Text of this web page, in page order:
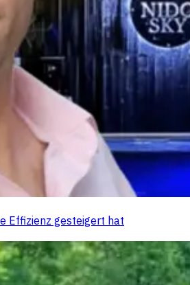
Effizienz gesteigert hat